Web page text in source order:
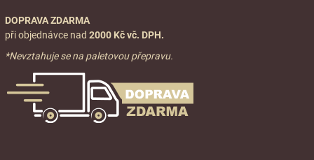
DOPRAVA ZDARMA
při objednávce nad 2000 Kč vč. DPH.
*Nevztahuje se na paletovou přepravu.